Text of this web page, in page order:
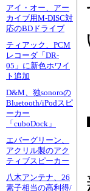
アイ・オー、アー
カイブ用M-DISC対
応のBDドライブ
ティアック、PCM
レコーダ「DR-
05」に新色ホワイ
ト追加
D&M、独sonoroの
Bluetooth/iPodスピ
ーカー
「cuboDock」
エバーグリーン、
アクリル製のアク
ティブスピーカー
八木アンテナ、26
素子相当の高利得/